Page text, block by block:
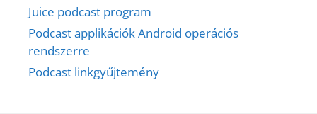
Juice podcast program
Podcast applikációk Android operációs
rendszerre
Podcast linkgyűjtemény